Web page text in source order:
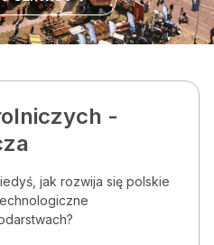
-
jak rozwija się polskie